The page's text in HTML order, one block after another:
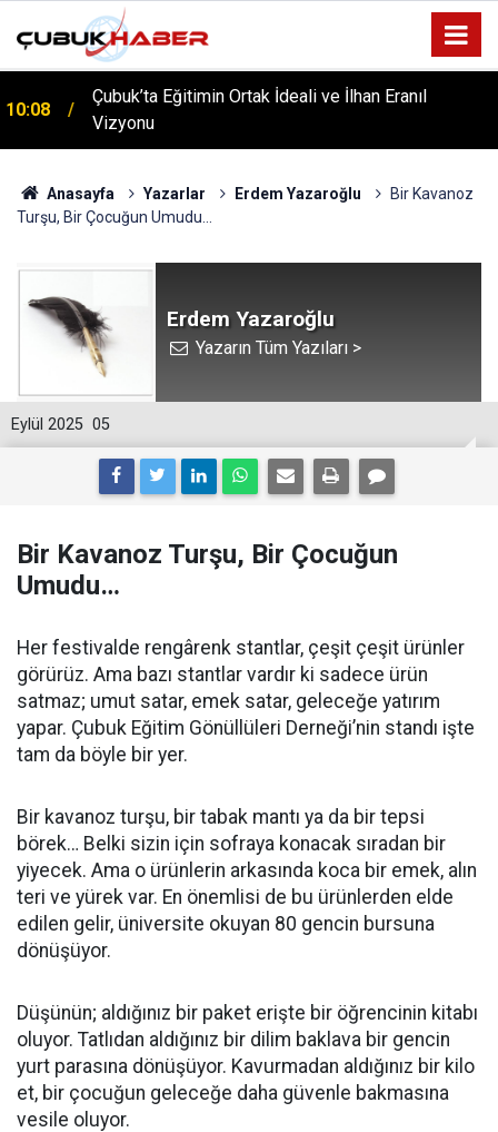
10:08
Çubuk’ta Eğitimin Ortak İdeali ve İlhan Eranıl
Vizyonu
12:06
ÇUBUK’TA ‘YAZA MERHABA’ COŞKUSU: Kursiyerler
Gönüllerince Eğlendi!
Anasayfa Yazarlar Erdem Yazaroğlu
Bir Kavanoz
Turşu, Bir Çocuğun Umudu…
Erdem Yazaroğlu
Yazarın Tüm Yazıları >
05
Eylül 2025
Bir Kavanoz Turşu, Bir Çocuğun
Umudu…
Her festivalde rengârenk stantlar, çeşit çeşit ürünler
görürüz. Ama bazı stantlar vardır ki sadece ürün
satmaz; umut satar, emek satar, geleceğe yatırım
yapar. Çubuk Eğitim Gönüllüleri Derneği’nin standı işte
tam da böyle bir yer.
Bir kavanoz turşu, bir tabak mantı ya da bir tepsi
börek… Belki sizin için sofraya konacak sıradan bir
yiyecek. Ama o ürünlerin arkasında koca bir emek, alın
teri ve yürek var. En önemlisi de bu ürünlerden elde
edilen gelir, üniversite okuyan 80 gencin bursuna
dönüşüyor.
Düşünün; aldığınız bir paket erişte bir öğrencinin kitabı
oluyor. Tatlıdan aldığınız bir dilim baklava bir gencin
yurt parasına dönüşüyor. Kavurmadan aldığınız bir kilo
et, bir çocuğun geleceğe daha güvenle bakmasına
vesile oluyor.